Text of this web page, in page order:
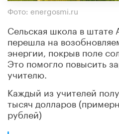
Фото: energosmi.ru
Сельская школа в штате
перешла на
энергии, покрыв поле
Это помогло повысить
учителю.
Каждый из учителей
тысяч долларов
рублей)